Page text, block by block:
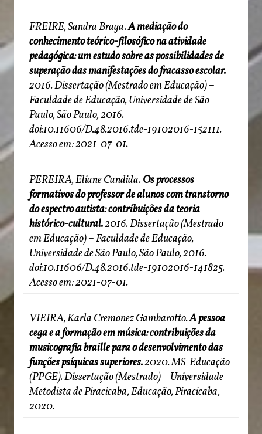
FREIRE, Sandra Braga.A mediação do
conhecimento teórico-filosófico na atividade
pedagógica: um estudo sobre as possibilidades de
superação das manifestações do fracasso escolar.
2016. Dissertação (Mestrado em Educação) –
Faculdade de Educação, Universidade de São
Paulo, São Paulo, 2016.
doi:10.11606/D.48.2016.tde-19102016-152111.
Acesso em: 2021-07-01.
PEREIRA, Eliane Candida.Os processos
formativos do professor de alunos com transtorno
do espectro autista: contribuições da teoria
histórico-cultural.2016. Dissertação (Mestrado
em Educação) – Faculdade de Educação,
Universidade de São Paulo, São Paulo, 2016.
doi:10.11606/D.48.2016.tde-19102016-141825.
Acesso em: 2021-07-01.
VIEIRA, Karla Cremonez Gambarotto.A pessoa
cega e a formação em música: contribuições da
musicografia braille para o desenvolvimento das
funções psíquicas superiores.2020. MS-Educação
(PPGE). Dissertação (Mestrado) – Universidade
Metodista de Piracicaba, Educação, Piracicaba,
2020.